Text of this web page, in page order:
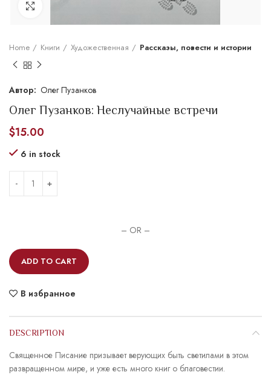
Home Книги Художественная Рассказы, повести и истории
Олег Пузанков
Олег Пузанков: Неслучайные встречи
$15.00
6 in stock
– OR –
ADD TO CART
В избранное
DESCRIPTION
Священное Писание призывает верующих быть светилами в этом
развращенном мире, и уже есть много книг о благовестии.